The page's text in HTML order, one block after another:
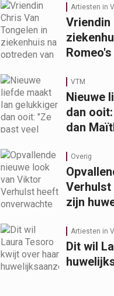
Artiesten in
Vriendin
Romeo's
VTM
Nieuwe
dan
dan
Overig
zijn
Artiesten in
Dit wil